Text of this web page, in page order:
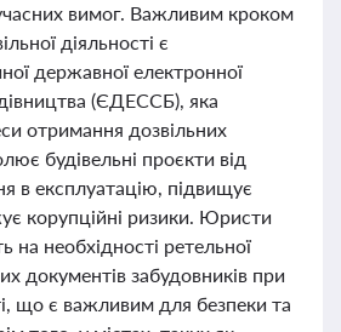
вимог. Важливим кроком
діяльності є
державної електронної
(ЄДЕССБ), яка
отримання дозвільних
будівельні проєкти від
в експлуатацію, підвищує
корупційні ризики. Юристи
необхідності ретельної
документів забудовників при
що є важливим для безпеки та